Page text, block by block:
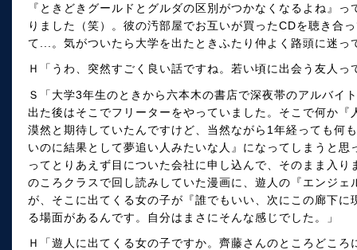
『ときどきグールドとグルダの区別がつかなくなるよね』
りました（笑）。彼の汚部屋でお互いが買ったCDを聴き合
て...。気がついたら大学を出たときふたり仲よく路頭に迷っ
Ｈ「うわ、突然すごく良い話ですね。若い頃に出会う友人
Ｓ「大学3年生のときから六本木の書店で深夜帯のアルバイ
出た後はそこでフリーターをやっていました。そこで何か
漠然と期待していたんですけど、当然ながら1年経っても何
いのに結果として夢追い人みたいな人』になってしまうと
ってとりあえず目についた会社に申し込んで、そのまま入
のころクラスで回し読みしていた漫画に、遊人の『エンジ
が、そこに出てくる女の子が『誰でもいい、次にこの廊下
る場面があるんです。自分はまさにそんな感じでした。」
Ｈ「遊人に出てくる女の子ですか。齊藤さんのところどこ